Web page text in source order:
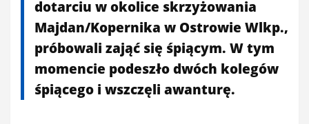
dotarciu w okolice skrzyżowania
Majdan/Kopernika w Ostrowie Wlkp.,
próbowali zająć się śpiącym. W tym
momencie podeszło dwóch kolegów
śpiącego i wszczęli awanturę.